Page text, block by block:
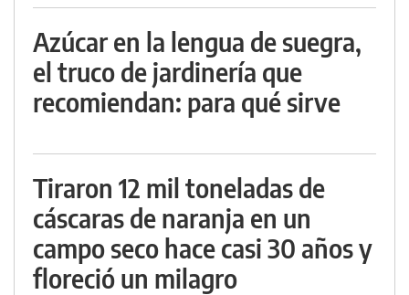
Azúcar en la lengua de suegra,
el truco de jardinería que
recomiendan: para qué sirve
Tiraron 12 mil toneladas de
cáscaras de naranja en un
campo seco hace casi 30 años y
floreció un milagro